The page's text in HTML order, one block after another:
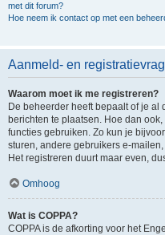
met dit forum?
Hoe neem ik contact op met een
Aanmeld- en
Waarom moet ik me registreren?
De beheerder heeft bepaalt of je
berichten te plaatsen. Hoe dan
functies gebruiken. Zo kun je
sturen, andere gebruikers e-
Het registreren duurt maar even,
Omhoog
Wat is COPPA?
COPPA is de afkorting voor het